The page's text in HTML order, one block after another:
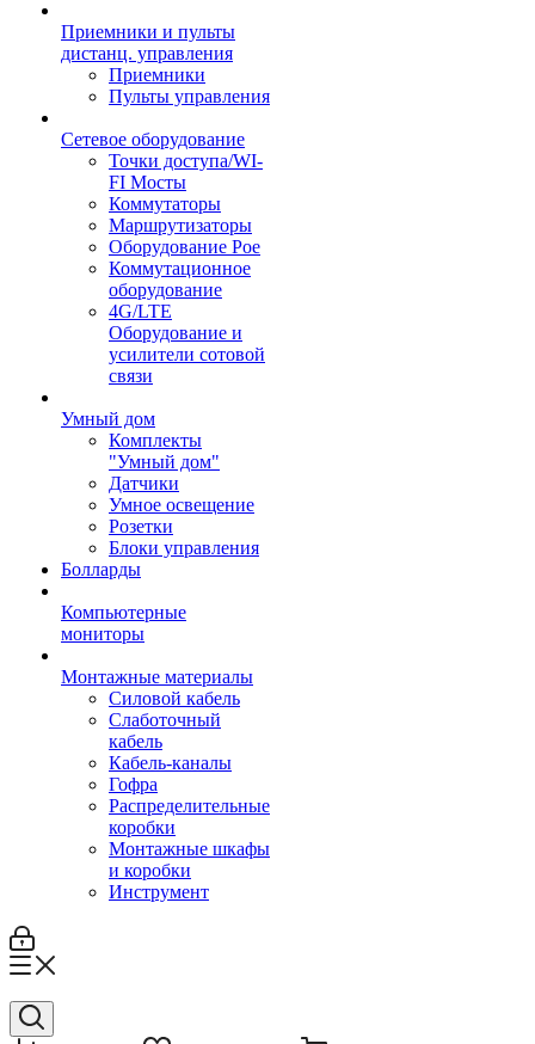
Приемники и пульты
дистанц. управления
Приемники
Пульты управления
Сетевое оборудование
Точки доступа/WI-
FI Мосты
Коммутаторы
Маршрутизаторы
Оборудование Poe
Коммутационное
оборудование
4G/LTE
Оборудование и
усилители сотовой
связи
Умный дом
Комплекты
"Умный дом"
Датчики
Умное освещение
Розетки
Блоки управления
Болларды
Компьютерные
мониторы
Монтажные материалы
Силовой кабель
Слаботочный
кабель
Кабель-каналы
Гофра
Распределительные
коробки
Монтажные шкафы
и коробки
Инструмент